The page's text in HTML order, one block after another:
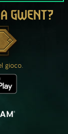
GWENT?
gioco.